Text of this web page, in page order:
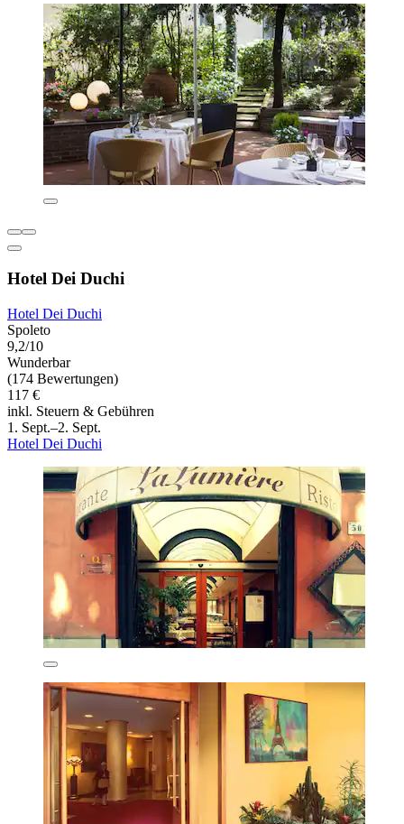
Hotel Dei Duchi
Hotel Dei Duchi
Spoleto
9,2/10
Wunderbar
(174 Bewertungen)
117 €
inkl. Steuern & Gebühren
1. Sept.–2. Sept.
Hotel Dei Duchi